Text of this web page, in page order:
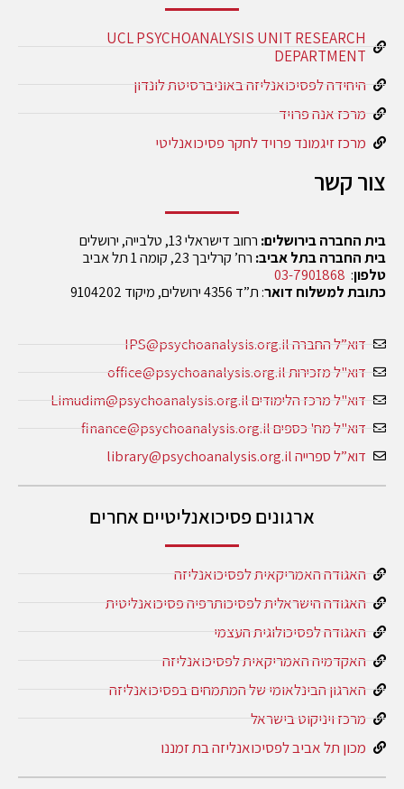
UCL PSYCHOANALYSIS UNIT RESEARCH
DEPARTMENT
היחידה לפסיכואנליזה באוניברסיטת לונדון
מרכז אנה פרויד
מרכז זיגמונד פרויד לחקר פסיכואנליטי
צור קשר
בית החברה בירושלים: רחוב דישראלי 13, טלבייה, ירושלים
בית החברה בתל אביב: רח’ קרליבך 23, קומה 1 תל אביב
טלפון:
03-7901868
כתובת למשלוח דואר: ת”ד 4356 ירושלים, מיקוד 9104202
דוא”ל החברה IPS@psychoanalysis.org.il
דוא"ל מזכירות office@psychoanalysis.org.il
דוא"ל מרכז הלימודים Limudim@psychoanalysis.org.il
דוא"ל מח' כספים finance@psychoanalysis.org.il
דוא”ל ספרייה library@psychoanalysis.org.il
ארגונים פסיכואנליטיים אחרים
האגודה האמריקאית לפסיכואנליזה
האגודה הישראלית לפסיכותרפיה פסיכואנליטית
האגודה לפסיכולוגית העצמי
האקדמיה האמריקאית לפסיכואנליזה
הארגון הבינלאומי של המתמחים בפסיכואנליזה
מרכז ויניקוט בישראל
מכון תל אביב לפסיכואנליזה בת זמננו